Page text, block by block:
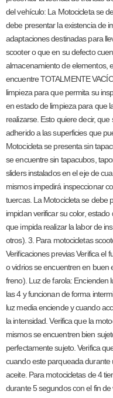
del vehículo: La Motocicleta se
debe presentar la existencia de
adaptaciones destinadas para
scooter o que en su defecto
almacenamiento de elementos,
encuentre TOTALMENTE
limpieza para que permita su
en estado de limpieza para que
realizarse. Esto quiere decir,
adherido a las superficies que
Motocicleta se presenta sin
se encuentre sin tapacubos,
sliders instalados en el eje de
mismos impedirá inspeccionar
tuercas. La Motocicleta se debe
impidan verificar su color,
que impida realizar la labor de
otros). 3. Para motocicletas
Verificaciones previas Verifica el
o vidrios se encuentren en buen
freno). Luz de farola: Encienden
las 4 y funcionan de forma
luz media enciende y cuando
la intensidad. Verifica que la
mismos se encuentren bien
perfectamente sujeto. Verifica
cuando este parqueada
aceite. Para motocicletas de 4
durante 5 segundos con el fin